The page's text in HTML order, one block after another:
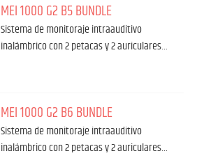
MEI 1000 G2 B5 BUNDLE
Sistema de monitoraje intraauditivo
inalámbrico con 2 petacas y 2 auriculares…
MEI 1000 G2 B6 BUNDLE
Sistema de monitoraje intraauditivo
inalámbrico con 2 petacas y 2 auriculares…